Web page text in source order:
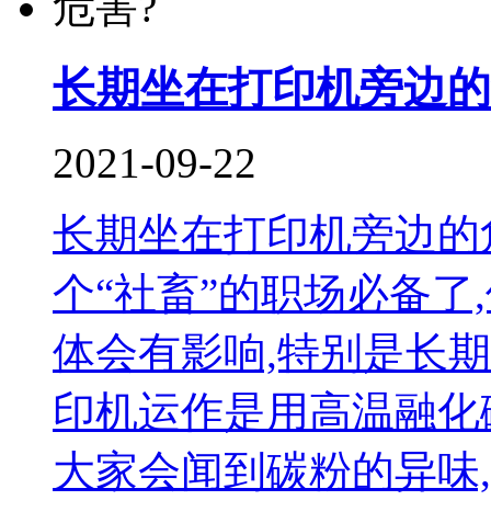
长期坐在打印机旁边
2021-09-22
长期坐在打印机旁边
个“社畜”的职场必备
体会有影响,特别是长
印机运作是用高温融
大家会闻到碳粉的异